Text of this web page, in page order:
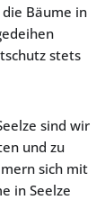
Bäume in
stets
sind wir
und zu
sich mit
in Seelze